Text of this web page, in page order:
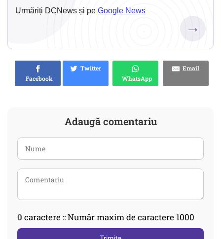
Urmăriți DCNews și pe Google News
→
Facebook
Twitter
WhatsApp
Email
Adaugă comentariu
0 caractere :: Număr maxim de caractere 1000